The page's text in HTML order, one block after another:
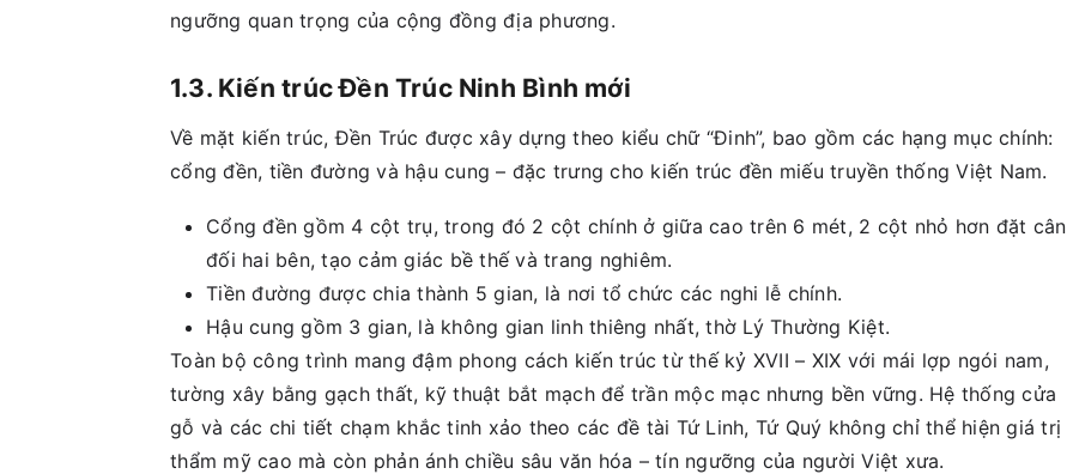
ngưỡng quan trọng của cộng đồng địa phương.
1.3. Kiến trúc Đền Trúc Ninh Bình mới
Về mặt kiến trúc, Đền Trúc được xây dựng theo kiểu chữ “Đinh”, bao gồm các hạng mục chính:
cổng đền, tiền đường và hậu cung – đặc trưng cho kiến trúc đền miếu truyền thống Việt Nam.
Cổng đền gồm 4 cột trụ, trong đó 2 cột chính ở giữa cao trên 6 mét, 2 cột nhỏ hơn đặt cân
đối hai bên, tạo cảm giác bề thế và trang nghiêm.
Tiền đường được chia thành 5 gian, là nơi tổ chức các nghi lễ chính.
Hậu cung gồm 3 gian, là không gian linh thiêng nhất, thờ Lý Thường Kiệt.
Toàn bộ công trình mang đậm phong cách kiến trúc từ thế kỷ XVII – XIX với mái lợp ngói nam,
tường xây bằng gạch thất, kỹ thuật bắt mạch để trần mộc mạc nhưng bền vững. Hệ thống cửa
gỗ và các chi tiết chạm khắc tinh xảo theo các đề tài Tứ Linh, Tứ Quý không chỉ thể hiện giá trị
thẩm mỹ cao mà còn phản ánh chiều sâu văn hóa – tín ngưỡng của người Việt xưa.